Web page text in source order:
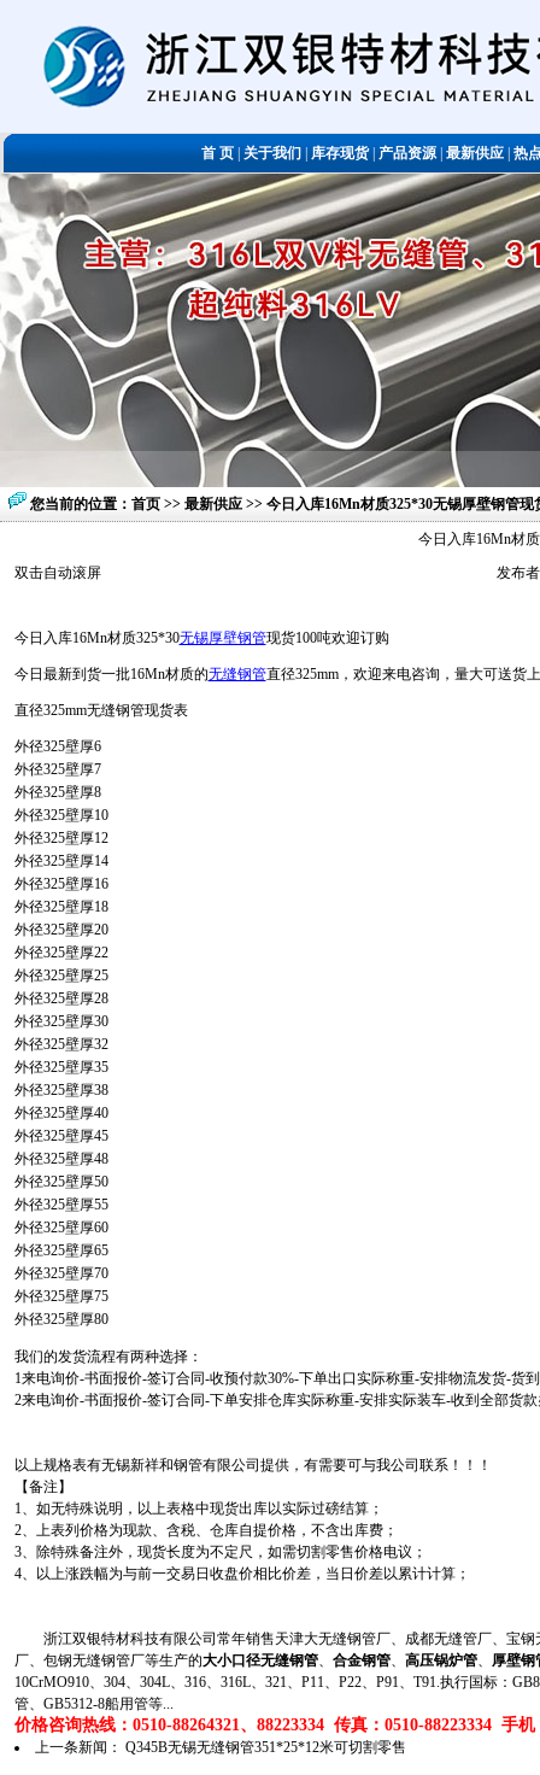
首 页关于我们库存现货|产品资源|最新供应|热
您当前的位置： 首页 >> 最新供应 >> 今日入库16Mn材质325*30无锡厚壁钢管现
今日入库16Mn材
双击自动滚屏
发布
今日入库16Mn材质325*30无锡厚壁钢管现货100吨欢迎订购
今日最新到货一批16Mn材质的无缝钢管直径325mm，欢迎来电咨询，量大可送货
直径325mm无缝钢管现货表
外径325壁厚6
外径325壁厚7
外径325壁厚8
外径325壁厚10
外径325壁厚12
外径325壁厚14
外径325壁厚16
外径325壁厚18
外径325壁厚20
外径325壁厚22
外径325壁厚25
外径325壁厚28
外径325壁厚30
外径325壁厚32
外径325壁厚35
外径325壁厚38
外径325壁厚40
外径325壁厚45
外径325壁厚48
外径325壁厚50
外径325壁厚55
外径325壁厚60
外径325壁厚65
外径325壁厚70
外径325壁厚75
外径325壁厚80
我们的发货流程有两种选择：
1来电询价-书面报价-签订合同-收预付款30%-下单出口实际称重-安排物流发货-货
2来电询价-书面报价-签订合同-下单安排仓库实际称重-安排实际装车-收到全部货
以上规格表有无锡新祥和钢管有限公司提供，有需要可与我公司联系！！！
【备注】
1、如无特殊说明，以上表格中现货出库以实际过磅结算；
2、上表列价格为现款、含税、仓库自提价格，不含出库费；
3、除特殊备注外，现货长度为不定尺，如需切割零售价格电议；
4、以上涨跌幅为与前一交易日收盘价相比价差，当日价差以累计计算；
浙江双银特材科技有限公司常年销售天津大无缝钢管厂、成都无缝管厂、宝钢
厂、包钢无缝钢管厂等生产的大小口径无缝钢管、 合金钢管、 高压锅炉管、
厚壁钢
10CrMO910、304、304L、316、316L、321、P11、P22、P91、T91.执行国标：
管、GB5312-8船用管等...
价格咨询热线：0510-88264321、88223334 传真：0510-88223334 手机
上一条新闻： Q345B无锡无缝钢管351*25*12米可切割零售